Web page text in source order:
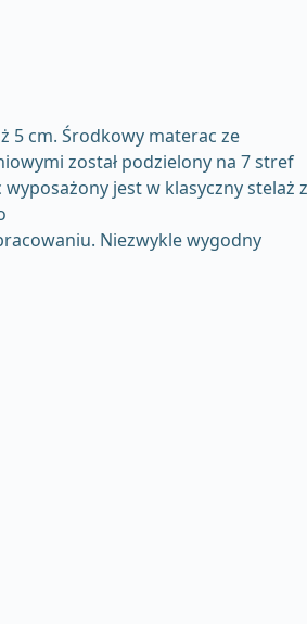
5 cm. Środkowy materac ze
został podzielony na 7 stref
jest w klasyczny stelaż z
Niezwykle wygodny